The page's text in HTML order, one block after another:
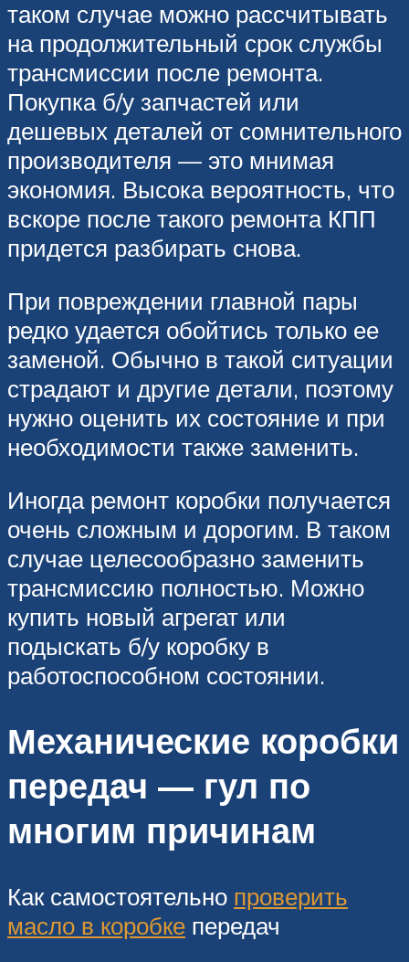
таком случае можно рассчитывать
на продолжительный срок службы
трансмиссии после ремонта.
Покупка б/у запчастей или
дешевых деталей от сомнительного
производителя — это мнимая
экономия. Высока вероятность, что
вскоре после такого ремонта КПП
придется разбирать снова.
При повреждении главной пары
редко удается обойтись только ее
заменой. Обычно в такой ситуации
страдают и другие детали, поэтому
нужно оценить их состояние и при
необходимости также заменить.
Иногда ремонт коробки получается
очень сложным и дорогим. В таком
случае целесообразно заменить
трансмиссию полностью. Можно
купить новый агрегат или
подыскать б/у коробку в
работоспособном состоянии.
Механические коробки
передач — гул по
многим причинам
Как самостоятельно проверить
масло в коробке передач